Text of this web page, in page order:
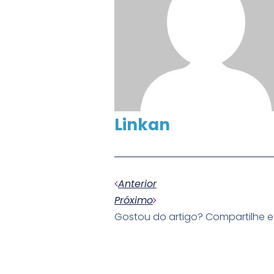
Linkan
Anterior
Próximo
Gostou do artigo? Compartilhe